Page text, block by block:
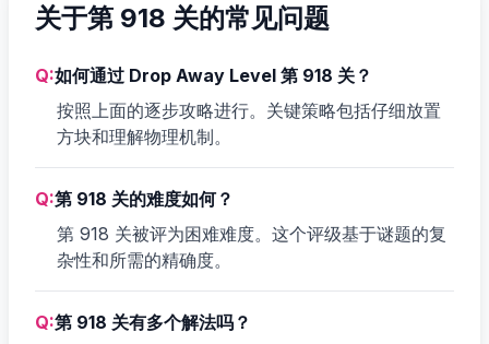
关于第 918 关的常见问题
Q:如何通过 Drop Away Level 第 918 关？
按照上面的逐步攻略进行。关键策略包括仔细放置
方块和理解物理机制。
Q:第 918 关的难度如何？
第 918 关被评为困难难度。这个评级基于谜题的复
杂性和所需的精确度。
Q:第 918 关有多个解法吗？